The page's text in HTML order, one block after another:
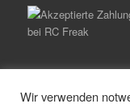
Wir verwenden